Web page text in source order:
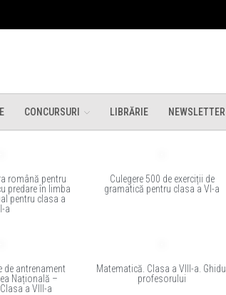
CONCURSURI LIBRĂRIE NEWSLETTER
română pentru
predare în limba
pentru clasa a
a
Culegere 500 de exerciții de
gramatică pentru clasa a VI-a
de antrenament
Națională –
a VIII-a
Matematică. Clasa a VIII-a. Ghidul
profesorului